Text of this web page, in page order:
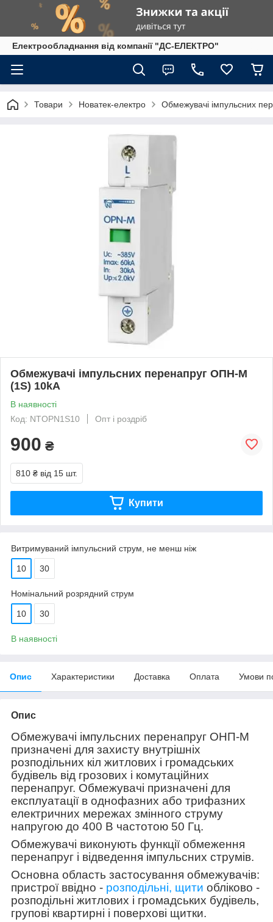
Електрообладнання від компанії "ДС-ЕЛЕКТРО"
Товари Новатек-електро Обмежувачі імпульсних
Обмежувачі імпульсних перенапруг ОПН-М
(1S) 10kA
В наявності
Код: NTOPN1S10
Опт і роздріб
900 ₴
810 ₴ від 15 шт.
Купити
Витримуваний імпульсний струм, не менш ніж
10 30
Номінальний розрядний струм
10 30
В наявності
Опис Характеристики Доставка Оплата Умови
Опис
Обмежувачі імпульсних перенапруг ОНП-М
призначені для захисту внутрішніх
розподільних кіл житлових і громадських
будівель від грозових і комутаційних
перенапруг. Обмежувачі призначені для
експлуатації в однофазних або трифазних
електричних мережах змінного струму
напругою до 400 В частотою 50 Гц.
Обмежувачі виконують функції обмеження
перенапруг і відведення імпульсних струмів.
Основна область застосування обмежувачів:
пристрої ввідно - розподільні, щити обліково -
розподільні житлових і громадських будівель,
групові квартирні і поверхові щитки.